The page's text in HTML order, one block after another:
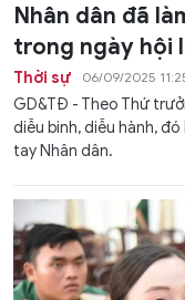
Nhân dân đã
trong ngày hội
Thời sự 06/09/2025
GD&TĐ - Theo Thứ
diễu binh, diễu hành,
tay Nhân dân.